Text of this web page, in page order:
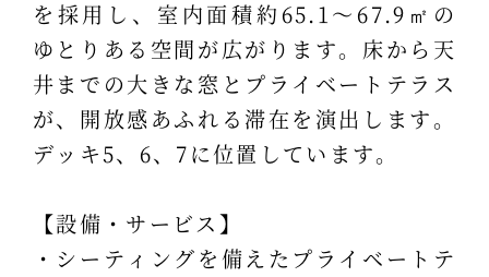
を採用し、室内面積約65.1～67.9㎡の
ゆとりある空間が広がります。床から天
井までの大きな窓とプライベートテラス
が、開放感あふれる滞在を演出します。
デッキ5、6、7に位置しています。
【設備・サービス】
・シーティングを備えたプライベートテ